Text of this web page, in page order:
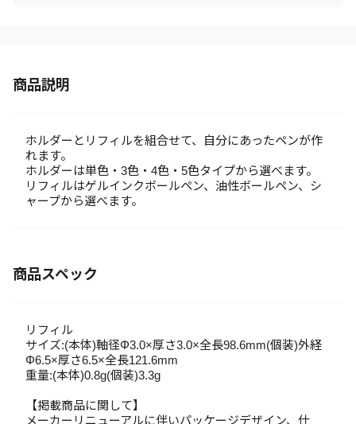
商品説明
ホルダーとリフィルを組合せて、自分にあったペンが作
れます。
ホルダーは単色・3色・4色・5色タイプから選べます。
リフィルはゲルインクボールペン、油性ボールペン、シ
ャープから選べます。
商品スペック
リフィル
サイズ:(本体)軸径Φ3.0×厚さ3.0×全長98.6mm(個装)外経
Φ6.5×厚さ6.5×全長121.6mm
重量:(本体)0.8g(個装)3.3g
【掲載商品に関して】
メーカーリニューアルに伴いパッケージデザイン、仕